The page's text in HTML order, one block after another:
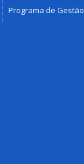
Programa de Gestão